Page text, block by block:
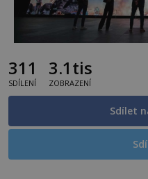
311
SDÍLENÍ
3.1tis
ZOBRAZENÍ
Sdílet